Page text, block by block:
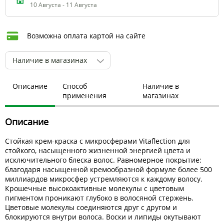
10 Августа - 11 Августа
Возможна оплата картой на сайте
Наличие в магазинах
Описание
Способ
применения
Наличие в
магазинах
Описание
Стойкая крем-краска с микросферами Vitaflection для
стойкого, насыщенного жизненной энергией цвета и
исключительного блеска волос. Равномерное покрытие:
благодаря насыщенной кремообразной формуле более 500
миллиардов микросфер устремляются к каждому волосу.
Крошечные высокоактивные молекулы с цветовым
пигментом проникают глубоко в волосяной стержень.
Цветовые молекулы соединяются друг с другом и
блокируются внутри волоса. Воски и липиды окутывают